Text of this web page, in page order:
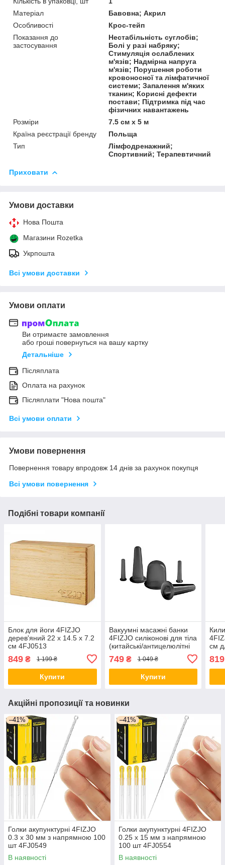
Матеріал
Бавовна; Акрил
Особливості
Крос-тейп
Показання до
застосування
Нестабільність суглобів;
Болі у разі набряку;
Стимуляція ослаблених
м'язів; Надмірна напруга
м'язів; Порушення роботи
кровоносної та лімфатичної
системи; Запалення м'яких
тканин; Корисні дефекти
постави; Підтримка під час
фізичних навантажень
Розміри
7.5 см x 5 м
Країна реєстрації бренду
Польща
Тип
Лімфодренажний;
Спортивний; Терапевтичний
Приховати
Умови доставки
Нова Пошта
Магазини Rozetka
Укрпошта
Всі умови доставки
Умови оплати
Ви отримаєте замовлення
або гроші повернуться на вашу картку
Детальніше
Післяплата
Оплата на рахунок
Післяплати "Нова пошта"
Всі умови оплати
Умови повернення
Повернення товару впродовж 14 днів за рахунок покупця
Всі умови повернення
Подібні товари компанії
Блок для йоги 4FIZJO
дерев'яний 22 x 14.5 x 7.2
см 4FJ0513
849 ₴ 1 199 ₴
Купити
Вакуумні масажні банки
4FIZJO силіконові для тіла
(китайські/антицелюлітні
orig1963
749₴ 1 049 ₴
Купити
см
819
Акційні пропозиції та новинки
–41%
Голки акупунктурні 4FIZJO
0.3 х 30 мм з напрямною 100
шт 4FJ0549
В наявності
–41%
Голки акупунктурні 4FIZJO
0.25 х 15 мм з напрямною
100 шт 4FJ0554
В наявності